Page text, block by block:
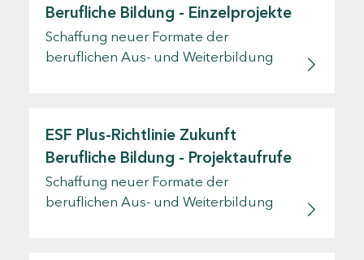
Berufliche Bildung - Einzelprojekte
Schaffung neuer Formate der
beruflichen Aus- und Weiterbildung
ESF Plus-Richtlinie Zukunft
Berufliche Bildung - Projektaufrufe
Schaffung neuer Formate der
beruflichen Aus- und Weiterbildung